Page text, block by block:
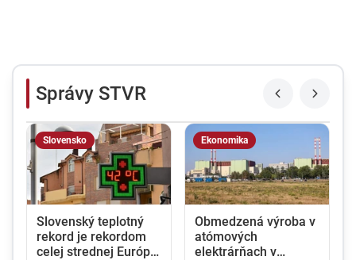
Správy STVR
Slovensko
Slovenský teplotný
rekord je rekordom
celej strednej Európy:
Ekonomika
Obmedzená výroba v
atómových
elektrárňach v